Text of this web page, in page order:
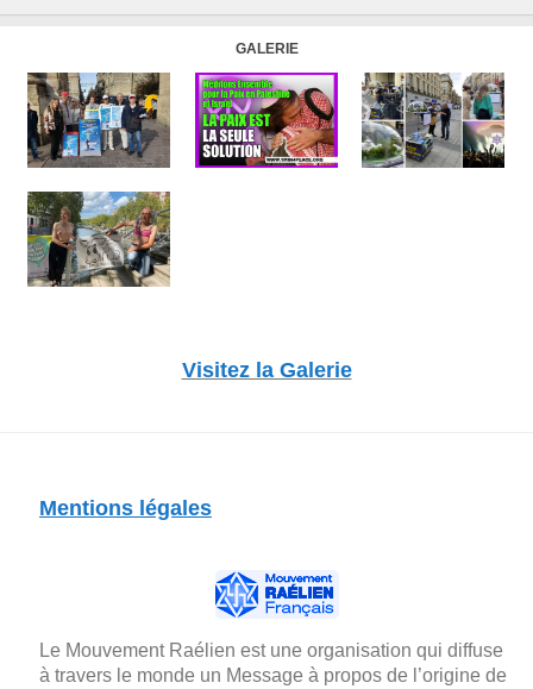
GALERIE
Visitez la Galerie
Mentions légales
Le Mouvement Raélien est une organisation qui diffuse
à travers le monde un Message à propos de l’origine de